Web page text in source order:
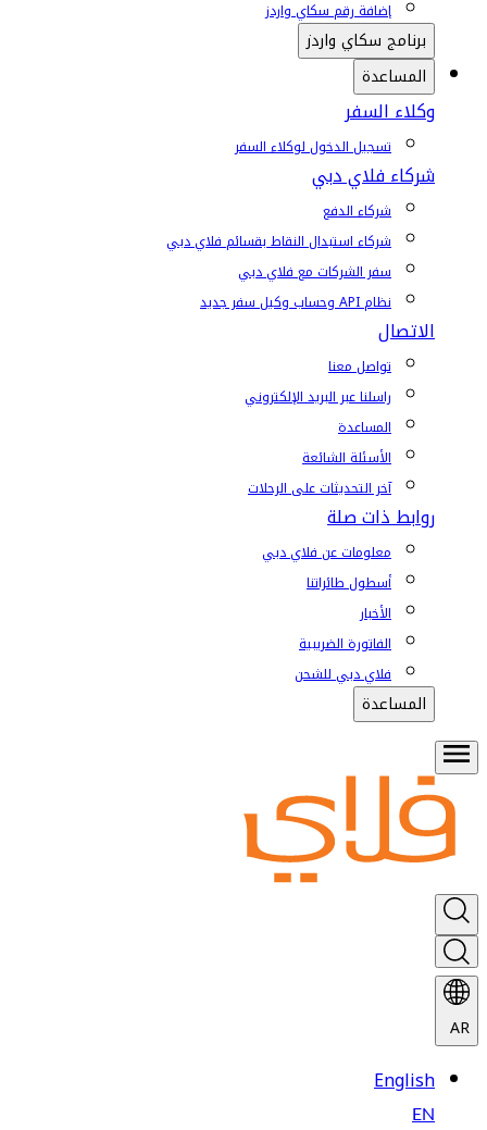
إضافة رقم سكاي واردز
برنامج سكاي واردز
المساعدة
وكلاء السفر
تسجيل الدخول لوكلاء السفر
شركاء فلاي دبي
شركاء الدفع
شركاء استبدال النقاط بقسائم فلاي دبي
سفر الشركات مع فلاي دبي
نظام API وحساب وكيل سفر جديد
الاتصال
تواصل معنا
راسلنا عبر البريد الإلكتروني
المساعدة
الأسئلة الشائعة
آخر التحديثات على الرحلات
روابط ذات صلة
معلومات عن فلاي دبي
أسطول طائراتنا
الأخبار
الفاتورة الضريبية
فلاي دبي للشحن
المساعدة
AR
English
EN